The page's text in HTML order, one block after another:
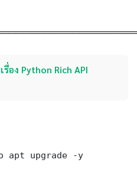
รื่อง Python Rich API
apt upgrade -y